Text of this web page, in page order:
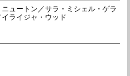
ュートン／サラ・ミシェル・ゲラ
ライジャ・ウッド